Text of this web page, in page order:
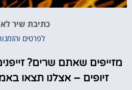
כתיבת שיר
לפרטים
מזייפים שאתם שרים?
זיופים – אצלנו תצאו